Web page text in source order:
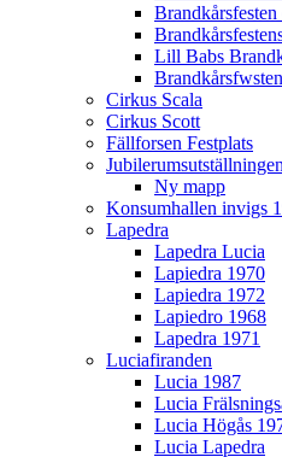
Brandkårsfesten
Lill Babs
Cirkus Scala
Cirkus Scott
Fällforsen Festplats
Ny mapp
Konsumhallen invigs
Lapedra
Lapedra Lucia
Lapiedra 1970
Lapiedra 1972
Lapiedro 1968
Lapedra 1971
Luciafiranden
Lucia 1987
Lucia
Lucia Högås
Lucia Lapedra